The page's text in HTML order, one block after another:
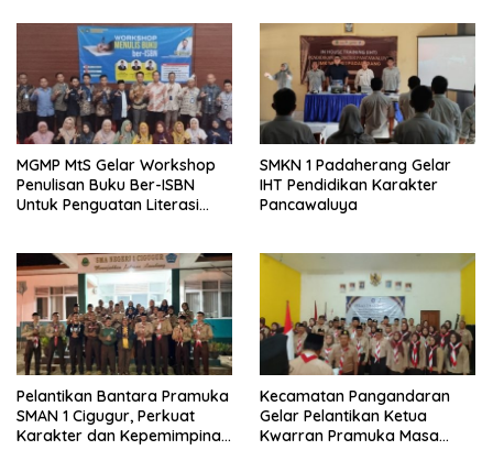
MGMP MtS Gelar Workshop
Penulisan Buku Ber-ISBN
Untuk Penguatan Literasi
SMKN 1 Padaherang Gelar
IHT Pendidikan Karakter
Pancawaluya
Pelantikan Bantara Pramuka
SMAN 1 Cigugur, Perkuat
Karakter dan Kepemimpinan
Kecamatan Pangandaran
Gelar Pelantikan Ketua
Kwarran Pramuka Masa